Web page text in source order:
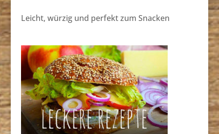
Leicht, würzig und perfekt zum Snacken